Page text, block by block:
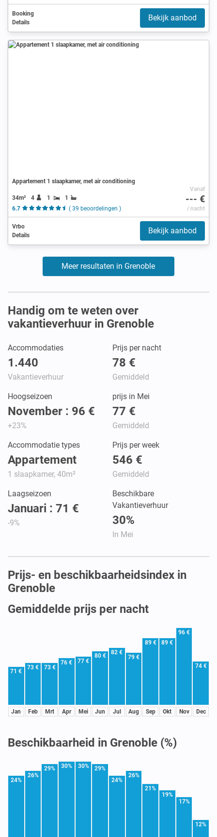
Booking
Details
Bekijk aanbod
Appartement 1 slaapkamer, met air conditioning
34m² 4 1
1
6.7
( 39 beoordelingen )
Vanaf
--- €
/ nacht
Vrbo
Details
Bekijk aanbod
Meer resultaten in Grenoble
Handig om te weten over
vakantieverhuur in Grenoble
Accommodaties
1.440
Vakantieverhuur
Prijs per nacht
78 €
Gemiddeld
Hoogseizoen
November : 96 €
+23%
prijs in Mei
77 €
Gemiddeld
Accommodatie types
Appartement
1 slaapkamer, 40m²
Prijs per week
546 €
Gemiddeld
Laagseizoen
Januari : 71 €
-9%
Beschikbare
Vakantieverhuur
30%
In Mei
Prijs- en beschikbaarheidsindex in
Grenoble
Gemiddelde prijs per nacht
71 €
Jan
73 €
Feb
73 €
Mrt
76 €
Apr
77 €
Mei
80 €
Jun
82 €
Jul
79 €
Aug
89 €
Sep
89 €
Okt
96 €
Nov
74 €
Dec
Beschikbaarheid in Grenoble (%)
24%
26%
29% 30% 30%
29%
24%
26%
21%
19%
17%
12%